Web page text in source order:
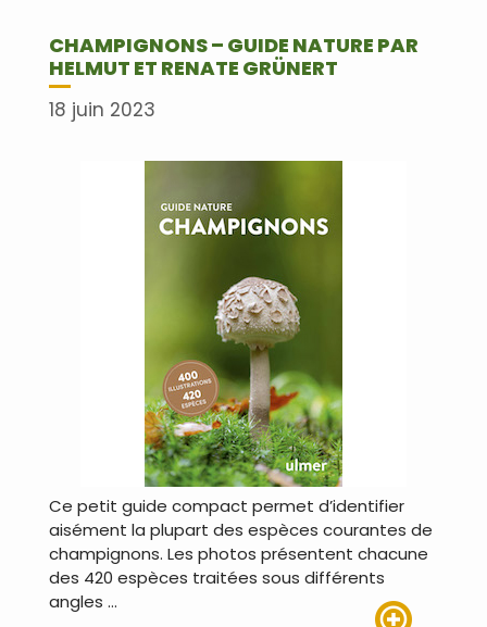
CHAMPIGNONS – GUIDE NATURE PAR
HELMUT ET RENATE GRÜNERT
18 juin 2023
Ce petit guide compact permet d’identifier
aisément la plupart des espèces courantes de
champignons. Les photos présentent chacune
des 420 espèces traitées sous différents
angles …